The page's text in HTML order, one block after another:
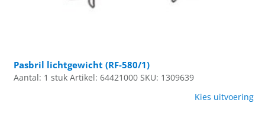
Pasbril lichtgewicht (RF-580/1)
Aantal: 1 stuk Artikel: 64421000 SKU: 1309639
Kies uitvoering